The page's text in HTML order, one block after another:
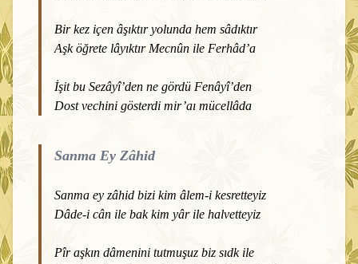
Bir kez içen âşıktır yolunda hem sâdıktır
Aşk öğrete lâyıktır Mecnûn ile Ferhâd’a
İşit bu Sezâyî’den ne gördü Fenâyî’den
Dost vechini gösterdi mir’aı mücellâda
Sanma Ey Zâhid
Sanma ey zâhid bizi kim âlem-i kesretteyiz
Dâde-i cân ile bak kim yâr ile halvetteyiz
Pîr aşkın dâmenini tutmuşuz biz sıdk ile